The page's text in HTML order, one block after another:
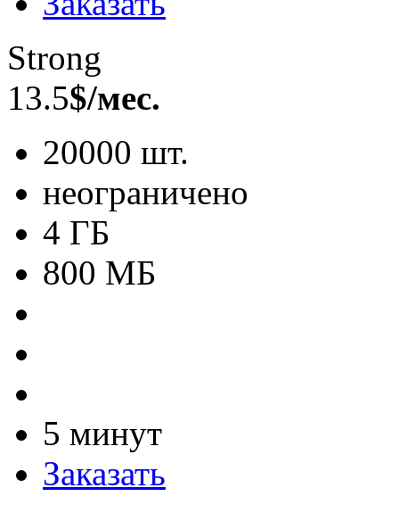
Strong
13.5$/мес.
20000 шт.
неограничено
4 ГБ
800 МБ
5 минут
Заказать